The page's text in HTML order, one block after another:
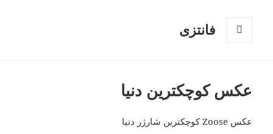
فانتزی
عکس کوچکترین دنیا
عکس Zoose کوچکترین شارژر دنیا